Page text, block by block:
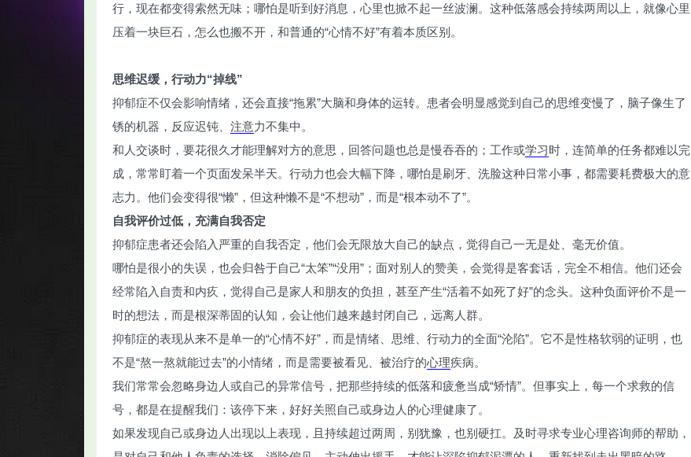
行，现在都变得索然无味；哪怕是听到好消息，心里也掀不起一丝波澜。这种低落感会持续两周以上，就像心里
压着一块巨石，怎么也搬不开，和普通的“心情不好”有着本质区别。
思维迟缓，行动力“掉线”
抑郁症不仅会影响情绪，还会直接“拖累”大脑和身体的运转。患者会明显感觉到自己的思维变慢了，脑子像生了
锈的机器，反应迟钝、 注意力不集中。
和人交谈时，要花很久才能理解对方的意思，回答问题也总是慢吞吞的；工作或学习时，连简单的任务都难以完
成，常常盯着一个页面发呆半天。行动力也会大幅下降，哪怕是刷牙、洗脸这种日常小事，都需要耗费极大的意
志力。他们会变得很“懒”，但这种懒不是“不想动”，而是“根本动不了”。
自我评价过低，充满自我否定
抑郁症患者还会陷入严重的自我否定，他们会无限放大自己的缺点，觉得自己一无是处、毫无价值。
哪怕是很小的失误，也会归咎于自己“太笨”“没用”；面对别人的赞美，会觉得是客套话，完全不相信。他们还会
经常陷入自责和内疚，觉得自己是家人和朋友的负担，甚至产生“活着不如死了好”的念头。这种负面评价不是一
时的想法，而是根深蒂固的认知，会让他们越来越封闭自己，远离人群。
抑郁症的表现从来不是单一的“心情不好”，而是情绪、思维、行动力的全面“沦陷”。它不是性格软弱的证明，也
不是“熬一熬就能过去”的小情绪，而是需要被看见、被治疗的心理疾病。
我们常常会忽略身边人或自己的异常信号，把那些持续的低落和疲惫当成“矫情”。但事实上，每一个求救的信
号，都是在提醒我们：该停下来，好好关照自己或身边人的心理健康了。
如果发现自己或身边人出现以上表现，且持续超过两周，别犹豫，也别硬扛。及时寻求专业心理咨询师的帮助，